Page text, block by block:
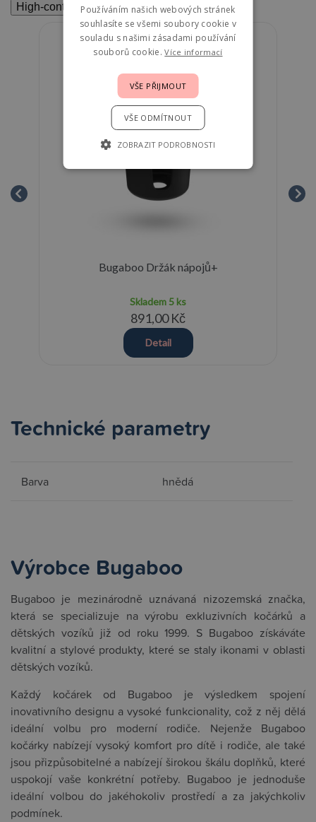
High-contrast mode
Bugaboo Držák nápojů+
Skladem 5 ks
891,00 Kč
Detail
Technické parametry
Barva hnědá
Výrobce Bugaboo
Bugaboo je mezinárodně uznávaná nizozemská značka,
která se specializuje na výrobu exkluzivních kočárků a
dětských vozíků již od roku 1999. S Bugaboo získáváte
kvalitní a stylové produkty, které se staly ikonami v oblasti
dětských vozíků.
Každý kočárek od Bugaboo je výsledkem spojení
inovativního designu a vysoké funkcionality, což z něj dělá
ideální volbu pro moderní rodiče. Nejenže Bugaboo
kočárky nabízejí vysoký komfort pro dítě i rodiče, ale také
jsou přizpůsobitelné a nabízejí širokou škálu doplňků, které
uspokojí vaše konkrétní potřeby. Bugaboo je jednoduše
ideální volbou do jakéhokoliv prostředí a za jakýchkoliv
podmínek.
Používáním našich webových stránek
souhlasíte se všemi soubory cookie v
souladu s našimi zásadami používání
souborů cookie.Více informací
VŠE PŘIJMOUT
VŠE ODMÍTNOUT
ZOBRAZIT PODROBNOSTI